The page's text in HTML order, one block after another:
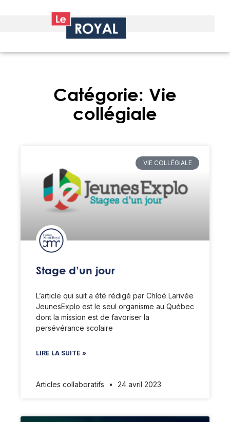
Catégorie: Vie
collégiale
VIE COLLÉGIALE
Stage d’un jour
L’article qui suit a été rédigé par Chloé Larivée
JeunesExplo est le seul organisme au Québec
dont la mission est de favoriser la
persévérance scolaire
LIRE LA SUITE »
Articles collaboratifs 24 avril 2023